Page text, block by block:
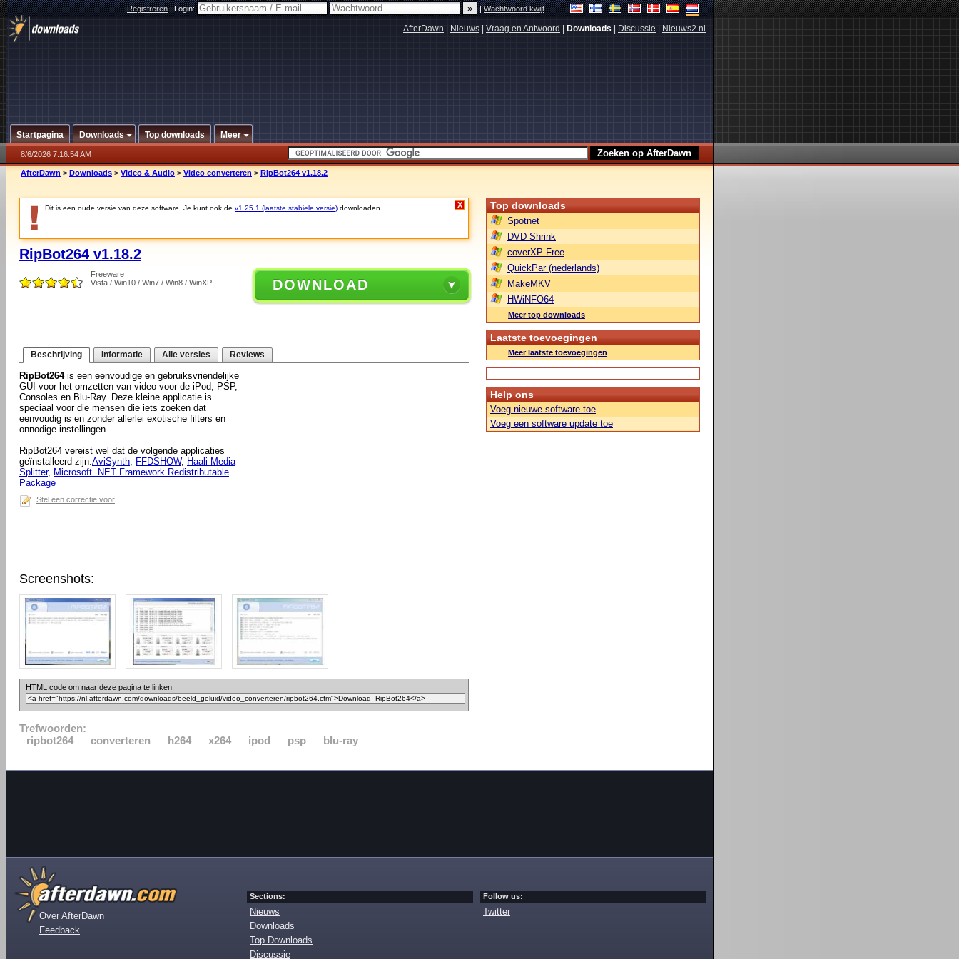
Registreren|Login: |Wachtwoord kwijt
AfterDawn Nieuws Vraag en Antwoord Downloads Discussie Nieuws2.nl
Startpagina Downloads Top downloads Meer
8/6/2026 7:16:54 AM
AfterDawn > Downloads > Video & Audio > Video converteren > RipBot264 v1.18.2
Dit is een oude versie van deze software. Je kunt ook de v1.25.1 (laatste stabiele versie) downloaden. X
RipBot264 v1.18.2
Freeware
Vista / Win10 / Win7 / Win8 / WinXP
DOWNLOAD
Beschrijving Informatie Alle versies Reviews
RipBot264is een eenvoudige en gebruiksvriendelijke
GUI voor het omzetten van video voor de iPod, PSP,
Consoles en Blu-Ray. Deze kleine applicatie is
speciaal voor die mensen die iets zoeken dat
eenvoudig is en zonder allerlei exotische filters en
onnodige instellingen.
RipBot264 vereist wel dat de volgende applicaties
geïnstalleerd zijn:AviSynth, FFDSHOW, Haali Media
Splitter, Microsoft .NET Framework Redistributable
Package
Stel een correctie voor
Screenshots:
HTML code om naar deze pagina te linken:
Trefwoorden:
ripbot264
converteren h264 x264 ipod psp blu-ray
Top downloads
Spotnet
DVD Shrink
coverXP Free
QuickPar (nederlands)
MakeMKV
HWiNFO64
Meer top downloads
Laatste toevoegingen
Meer laatste toevoegingen
Help ons
Voeg nieuwe software toe
Voeg een software update toe
Over AfterDawn
Feedback
Sections:
Nieuws
Downloads
Top Downloads
Discussie
Follow us:
Twitter